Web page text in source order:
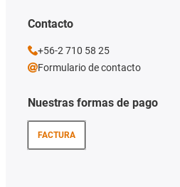
Nuestras formas de pago
FACTURA
Contacto
+56-2 710 58 25
Formulario de contacto